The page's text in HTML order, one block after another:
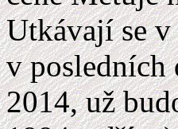
Utkávají se
v posledních
2014, už